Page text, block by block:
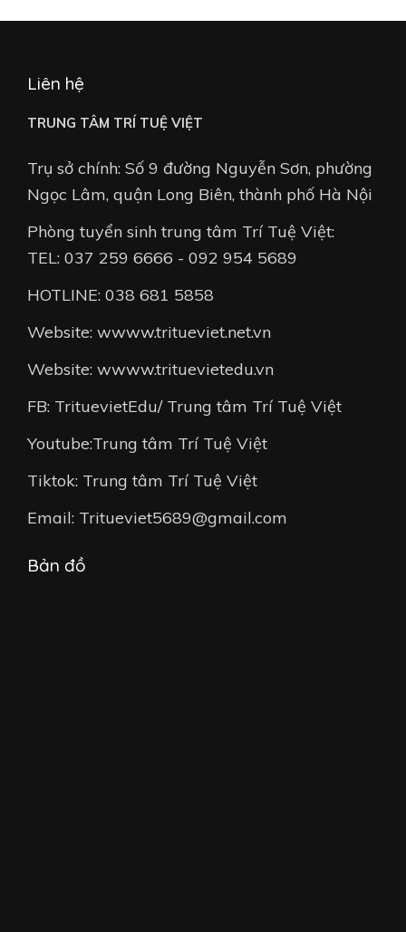
Liên hệ
TRUNG TÂM TRÍ TUỆ VIỆT
Trụ sở chính: Số 9 đường Nguyễn Sơn, phường
Ngọc Lâm, quận Long Biên, thành phố Hà Nội
Phòng tuyển sinh trung tâm Trí Tuệ Việt:
TEL: 037 259 6666 - 092 954 5689
HOTLINE: 038 681 5858
Website: wwww.tritueviet.net.vn
Website: wwww.trituevietedu.vn
FB: TrituevietEdu/ Trung tâm Trí Tuệ Việt
Youtube:Trung tâm Trí Tuệ Việt
Tiktok: Trung tâm Trí Tuệ Việt
Email: Tritueviet5689@gmail.com
Bản đồ